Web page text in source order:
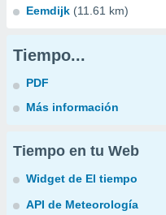
Eemdijk (11.61 km)
Tiempo...
PDF
Más información
Tiempo en tu Web
Widget de El tiempo
API de Meteorología